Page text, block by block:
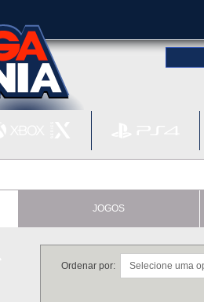
JOGOS
Ordenar por: